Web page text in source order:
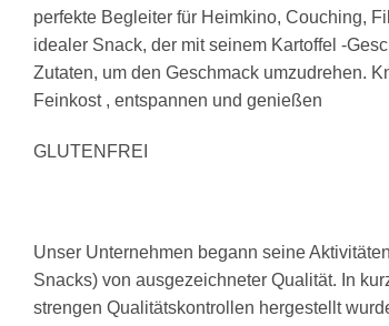
perfekte Begleiter für Heimkino, Couching,
idealer Snack, der mit seinem Kartoffel -
Zutaten, um den Geschmack umzudrehen.
Feinkost , entspannen und genießen
GLUTENFREI
Unser Unternehmen begann seine
Snacks) von ausgezeichneter Qualität. In
strengen Qualitätskontrollen hergestellt